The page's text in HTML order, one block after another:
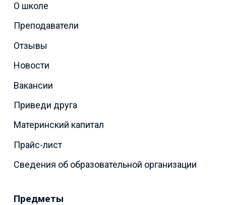
О школе
Преподаватели
Отзывы
Новости
Вакансии
Приведи друга
Материнский капитал
Прайс-лист
Сведения об образовательной организации
Предметы